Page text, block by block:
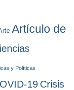
Artículo de
y Políticas
19 Crisis